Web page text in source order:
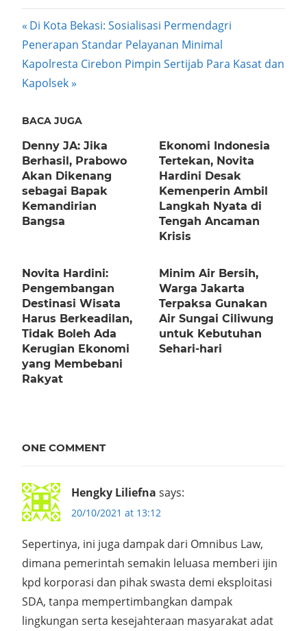
Post
navigation
Previous
Post:
Di Kota Bekasi: Sosialisasi Permendagri
Penerapan Standar Pelayanan Minimal
Next
Post:
Kapolresta Cirebon Pimpin Sertijab Para Kasat dan
Kapolsek
BACA JUGA
Denny JA: Jika
Berhasil, Prabowo
Akan Dikenang
sebagai Bapak
Kemandirian
Bangsa
Ekonomi Indonesia
Tertekan, Novita
Hardini Desak
Kemenperin Ambil
Langkah Nyata di
Tengah Ancaman
Krisis
Novita Hardini:
Pengembangan
Destinasi Wisata
Harus Berkeadilan,
Tidak Boleh Ada
Kerugian Ekonomi
yang Membebani
Rakyat
Minim Air Bersih,
Warga Jakarta
Terpaksa Gunakan
Air Sungai Ciliwung
untuk Kebutuhan
Sehari-hari
ONE COMMENT
Hengky Liliefna says:
20/10/2021 at 13:12
Sepertinya, ini juga dampak dari Omnibus Law,
dimana pemerintah semakin leluasa memberi ijin
kpd korporasi dan pihak swasta demi eksploitasi
SDA, tanpa mempertimbangkan dampak
lingkungan serta kesejahteraan masyarakat adat